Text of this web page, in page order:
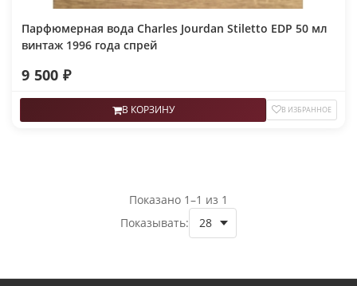
Парфюмерная вода Charles Jourdan Stiletto EDP 50 мл
винтаж 1996 года спрей
9 500 ₽
В КОРЗИНУ В ИЗБРАННОЕ
Показывать:
Показано 1–1 из 1